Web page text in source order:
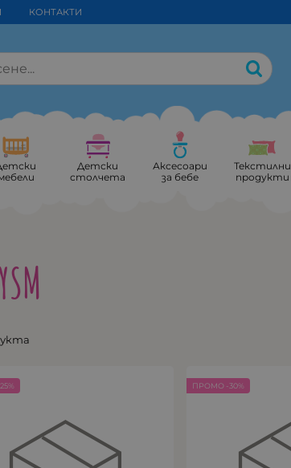
КОНТАКТИ
Детски
столчета
Аксесоари
за бебе
Текстилни
продукти
ПРОМО -30%